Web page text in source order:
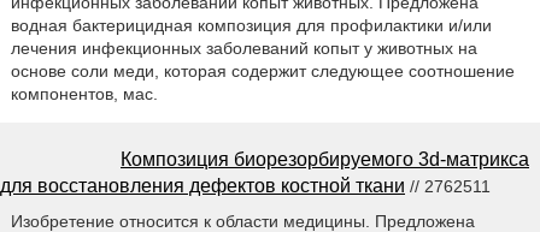
водная бактерицидная композиция для профилактики и/или
лечения инфекционных заболеваний копыт у животных на
основе соли меди, которая содержит следующее соотношение
компонентов, мас.
Композиция биорезорбируемого 3d-матрикса
для восстановления дефектов костной ткани // 2762511
Изобретение относится к области медицины. Предложена